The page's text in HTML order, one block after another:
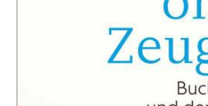
Verlag: S. FISCHER
336
ISBN: